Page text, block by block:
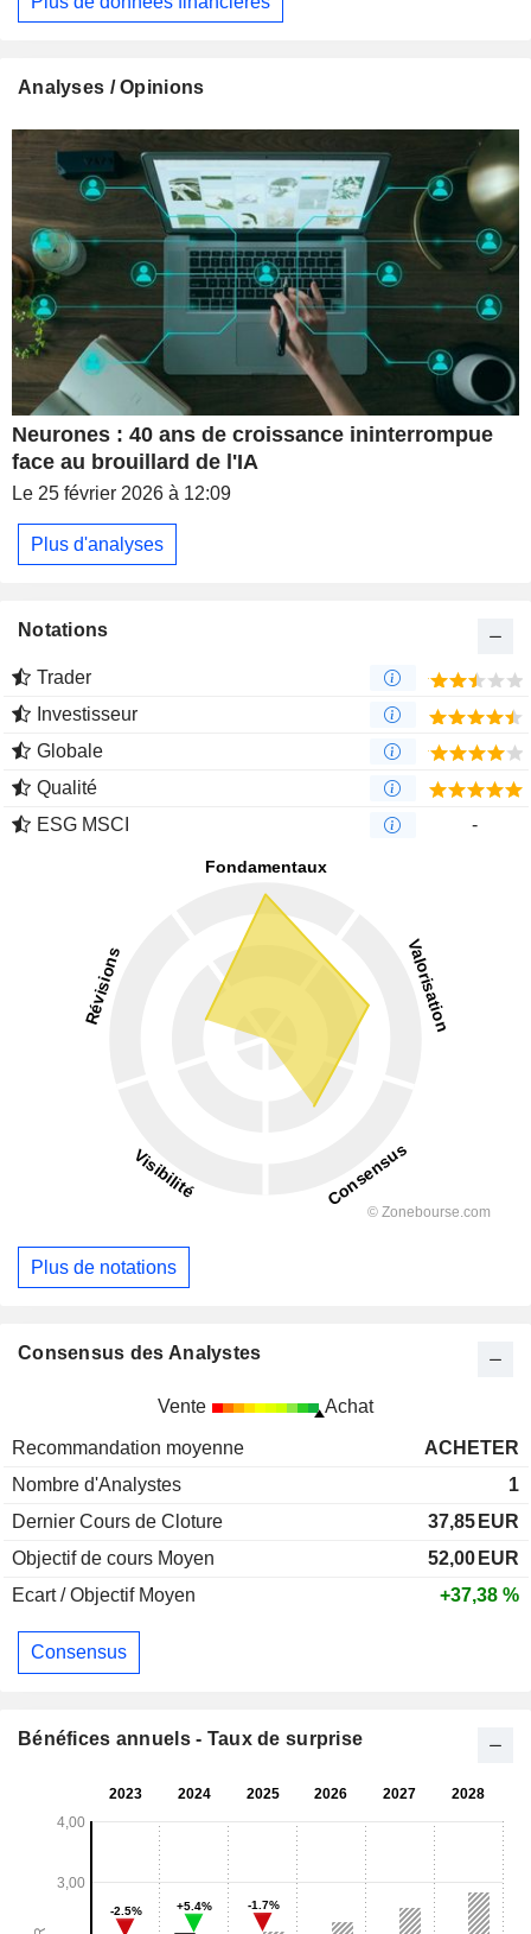
Analyses / Opinions
Neurones : 40 ans de croissance ininterrompue
face au brouillard de l'IA
Le 25 février 2026 à 12:09
Plus d'analyses
Notations
Trader
Investisseur
Globale
Qualité
ESG MSCI
-
Plus de notations
Consensus des Analystes
Vente Achat
Recommandation moyenne
ACHETER
Nombre d'Analystes
1
Dernier Cours de Cloture
37,85 EUR
Objectif de cours Moyen
52,00 EUR
Ecart / Objectif Moyen
+37,38 %
Consensus
Bénéfices annuels - Taux de surprise